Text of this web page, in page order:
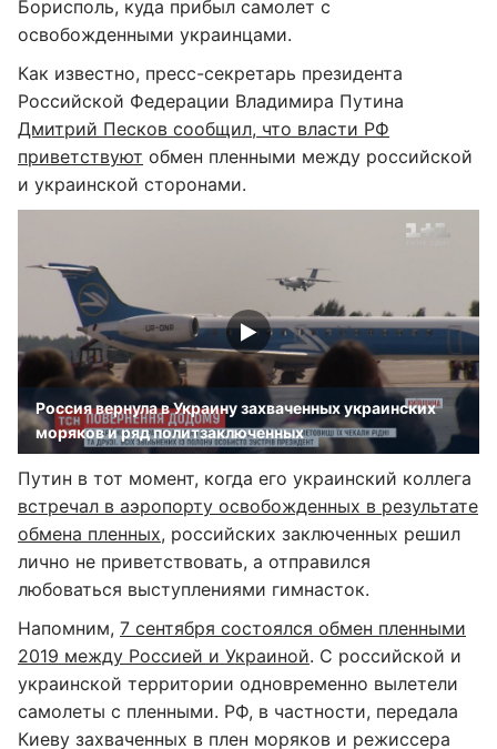
Борисполь, куда прибыл самолет с
освобожденными украинцами.
Как известно, пресс-секретарь президента
Российской Федерации Владимира Путина
Дмитрий Песков сообщил, что власти РФ
приветствуют обмен пленными между российской
и украинской сторонами.
Россия вернула в Украину захваченных украинских
моряков и ряд политзаключенных
Путин в тот момент, когда его украинский коллега
встречал в аэропорту освобожденных в результате
обмена пленных, российских заключенных решил
лично не приветствовать, а отправился
любоваться выступлениями гимнасток.
Напомним, 7 сентября состоялся обмен пленными
2019 между Россией и Украиной. С российской и
украинской территории одновременно вылетели
самолеты с пленными. РФ, в частности, передала
Киеву захваченных в плен моряков и режиссера